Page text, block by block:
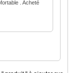
. Acheté